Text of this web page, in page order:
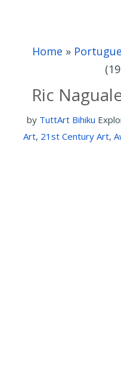
Home »
Ric
by TuttArt Bihiku
Art, 21st Century Art,